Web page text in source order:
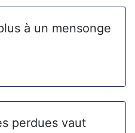
à un mensonge
perdues vaut